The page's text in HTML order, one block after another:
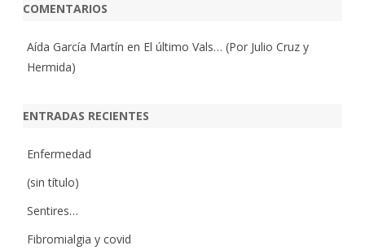
COMENTARIOS
Aída García Martín en El último Vals… (Por Julio Cruz y
Hermida)
ENTRADAS RECIENTES
Enfermedad
(sin título)
Sentires…
Fibromialgia y covid